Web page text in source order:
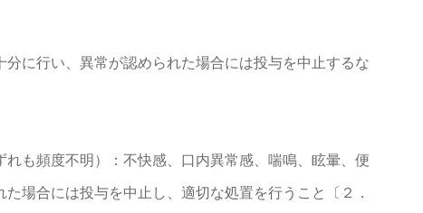
に行い、異常が認められた場合には投与を中止するな
も頻度不明）：不快感、口内異常感、喘鳴、眩暈、便
場合には投与を中止し、適切な処置を行うこと〔２．